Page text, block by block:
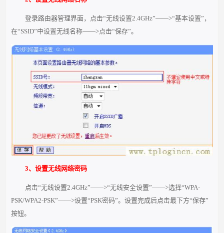
登录路由器管理界面，点击“无线设置2.4GHz”——>“基本设置”，
在“SSID”中设置无线名称——>点击“保存”。
3、设置无线网络密码
点击“无线设置2.4GHz”——>“无线安全设置”——>选择“WPA-
PSK/WPA2-PSK”——>设置“PSK密码”。设置完成后点击最下方“保存”
按钮。